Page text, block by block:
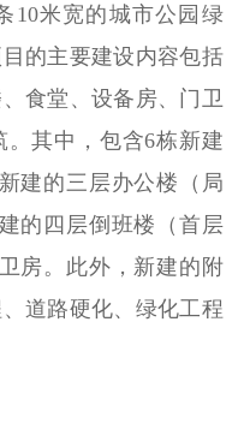
10米宽的城市公园绿
的主要建设内容包括
食堂、设备房、门卫
。其中，包含6栋新建
建的三层办公楼（局
的四层倒班楼（首层
房。此外，新建的附
道路硬化、绿化工程